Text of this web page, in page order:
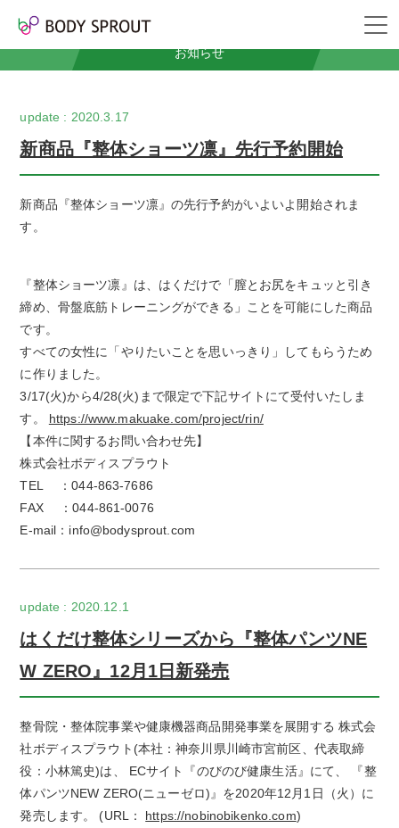
お知らせ
2020.3.17
新商品『整体ショーツ凛』先行予約開始
新商品『整体ショーツ凛』の先行予約がいよいよ開始されま
す。
『整体ショーツ凛』は、はくだけで「膣とお尻をキュッと引き
締め、骨盤底筋トレーニングができる」ことを可能にした商品
です。
すべての女性に「やりたいことを思いっきり」してもらうため
に作りました。
3/17(火)から4/28(火)まで限定で下記サイトにて受付いたしま
す。 https://www.makuake.com/project/rin/
【本件に関するお問い合わせ先】
株式会社ボディスプラウト
TEL
：044-863-7686
FAX
：044-861-0076
E-mail ： info@bodysprout.com
2020.12.1
はくだけ整体シリーズから『整体パンツNE
W ZERO』12月1日新発売
整骨院・整体院事業や健康機器商品開発事業を展開する 株式会
社ボディスプラウト(本社：神奈川県川崎市宮前区、代表取締
役：小林篤史)は、 ECサイト『のびのび健康生活』にて、 『整
体パンツNEW ZERO(ニューゼロ)』を2020年12月1日（火）に
発売します。 (URL： https://nobinobikenko.com)